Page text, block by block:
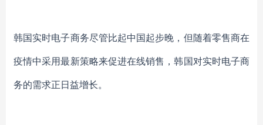
韩国实时电子商务尽管比起中国起步晚，但随着零售商在
疫情中采用最新策略来促进在线销售，韩国对实时电子商
务的需求正日益增长。